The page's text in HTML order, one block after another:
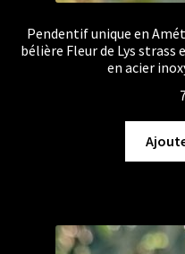
Pendentif unique en
bélière Fleur de Lys strass
en acier